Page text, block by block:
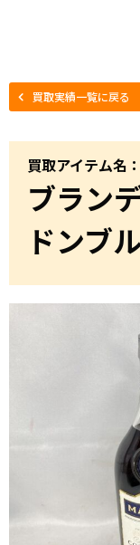
買取実績一覧に戻る
買取アイテム名：
ブラン
ドンブ